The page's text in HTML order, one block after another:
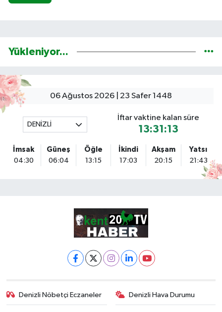
Yükleniyor...
06 Ağustos 2026 | 23 Safer 1448
DENİZLİ
İftar vaktine kalan süre
13:31:13
İmsak
04:30
Güneş
06:04
Öğle
13:15
İkindi
17:03
Akşam
20:15
Yatsı
21:43
Denizli Nöbetçi Eczaneler Denizli Hava Durumu